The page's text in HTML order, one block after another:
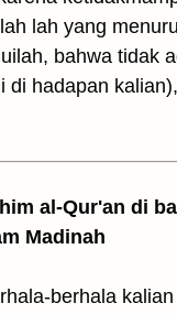
lah yang
bahwa tidak
hadapan
al-Qur'an di
Madinah
berhala